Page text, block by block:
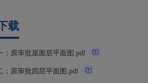
载
：原审批屋面层平面图.pdf
：原审批四层平面图.pdf